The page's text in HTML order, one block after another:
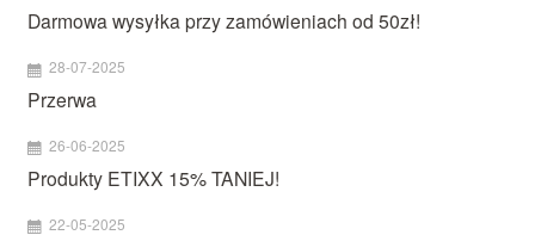
Darmowa wysyłka przy zamówieniach od 50zł!
28-07-2025
Przerwa
26-06-2025
Produkty ETIXX 15% TANIEJ!
22-05-2025